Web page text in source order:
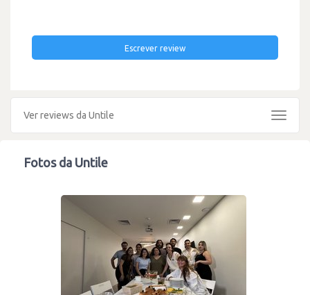
Escrever review
Ver reviews da Untile
Toggle
Fotos da Untile